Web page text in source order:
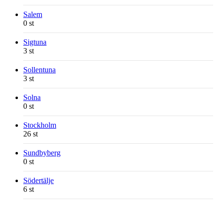
Salem
0 st
Sigtuna
3 st
Sollentuna
3 st
Solna
0 st
Stockholm
26 st
Sundbyberg
0 st
Södertälje
6 st